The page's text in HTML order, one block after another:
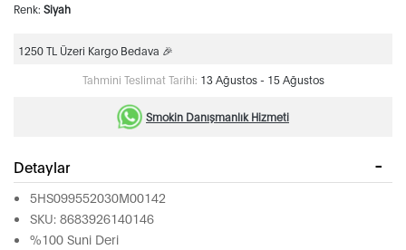
Renk: Siyah
1250 TL Üzeri Kargo Bedava 🎉
Tahmini Teslimat Tarihi: 13 Ağustos - 15 Ağustos
Smokin Danışmanlık Hizmeti
Detaylar
5HS099552030M00142
SKU: 8683926140146
%100 Suni Deri